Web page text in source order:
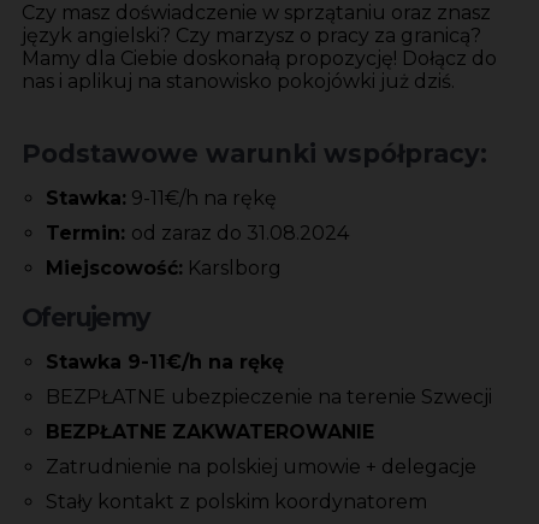
Czy masz doświadczenie w sprzątaniu oraz znasz
język angielski? Czy marzysz o pracy za granicą?
Mamy dla Ciebie doskonałą propozycję! Dołącz do
nas i aplikuj na stanowisko pokojówki już dziś.
Podstawowe warunki współpracy:
Stawka: 9-11€/h na rękę
Termin: od zaraz do 31.08.2024
Miejscowość: Karslborg
Oferujemy
Stawka 9-11€/h na rękę
BEZPŁATNE ubezpieczenie na terenie Szwecji
BEZPŁATNE ZAKWATEROWANIE
Zatrudnienie na polskiej umowie + delegacje
Stały kontakt z polskim koordynatorem